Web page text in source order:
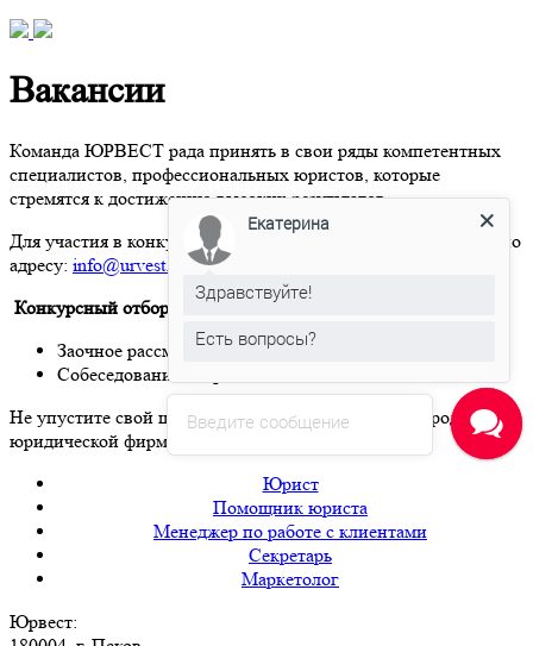
Вакансии
Команда ЮРВЕСТ рада принять в свои ряды компетентных
специалистов, профессиональных юристов, которые
стремятся к достижению высоких результатов.
Для участия в конкурсе необходимо направить свое резюме по
адресу: info@urvest.
Конкурсный отбор проходит в 2 этапа:
Заочное рассмотрение резюме
Собеседование в офисе ЮРВЕСТ
Не упустите свой шанс получить работу в международной
юридической фирме!
Юрист
Помощник юриста
Менеджер по работе с клиентами
Секретарь
Маркетолог
Юрвест:
Введите сообщение
Екатерина
Здравствуйте!
Есть вопросы?